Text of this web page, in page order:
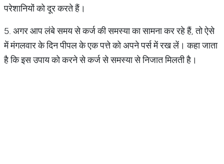
परेशानियों को दूर करते हैं।
5. अगर आप लंबे समय से कर्ज की समस्या का सामना कर रहे हैं, तो ऐसे
में मंगलवार के दिन पीपल के एक पत्ते को अपने पर्स में रख लें। कहा जाता
है कि इस उपाय को करने से कर्ज से समस्या से निजात मिलती है।